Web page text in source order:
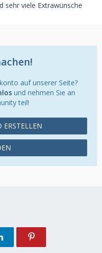
sehr viele Extrawünsche
auf unserer Seite?
und nehmen Sie an
teil!
ERSTELLEN